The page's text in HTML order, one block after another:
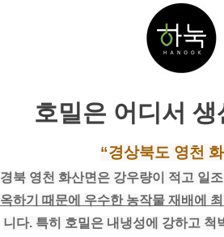
호밀은 어디서
“경상북도 영천
경북 영천 화산면은 강우량이 적고 일
옥하기 때문에 우수한 농작물 재배에
니다. 특히 호밀은 내냉성에 강하고 척